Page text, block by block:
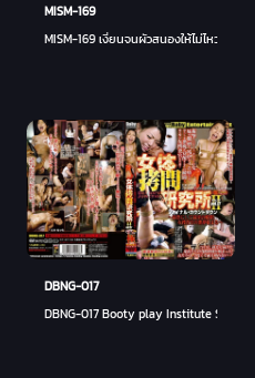
MISM-169
MISM-169 เงี่ยนจนผัวสนองให้ไม่ไหว - ไม
DBNG-017
DBNG-017 Booty play Institute Second